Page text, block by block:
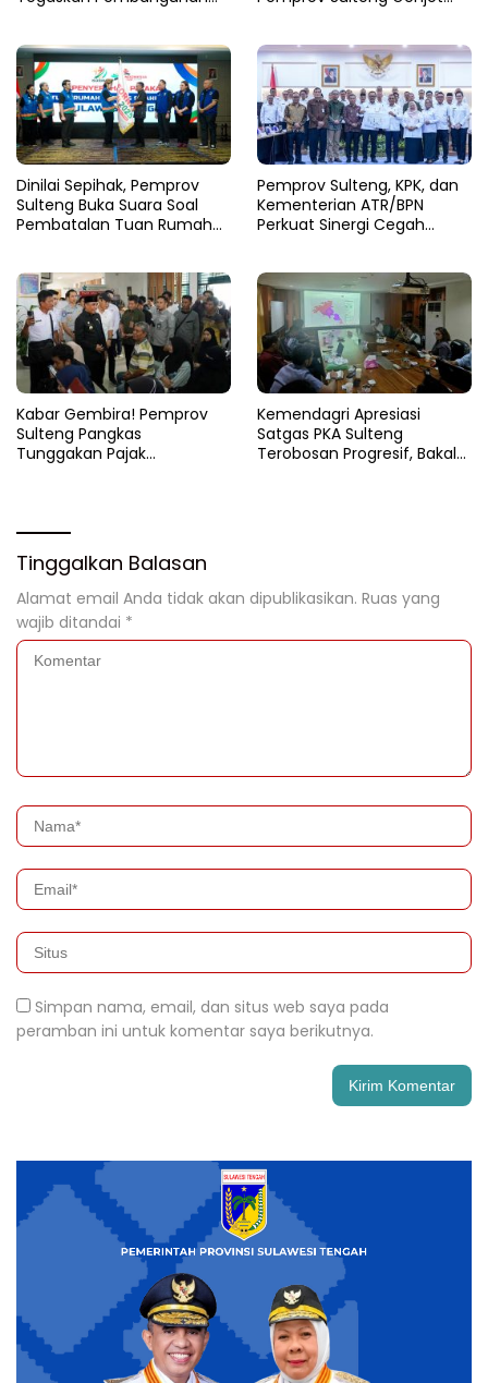
Dinilai Sepihak, Pemprov
Sulteng Buka Suara Soal
Pembatalan Tuan Rumah
Pemprov Sulteng, KPK, dan
Kementerian ATR/BPN
Perkuat Sinergi Cegah
Kabar Gembira! Pemprov
Sulteng Pangkas
Tunggakan Pajak
Kemendagri Apresiasi
Satgas PKA Sulteng
Terobosan Progresif, Bakal
Tinggalkan Balasan
Alamat email Anda tidak akan dipublikasikan. Ruas yang
wajib ditandai *
Simpan nama, email, dan situs web saya pada
peramban ini untuk komentar saya berikutnya.